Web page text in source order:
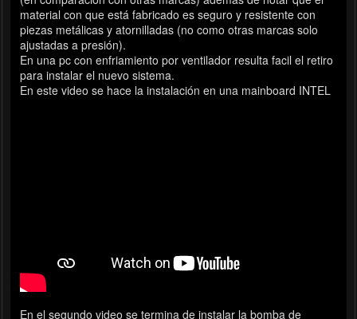
material con que está fabricado es seguro y resistente con
piezas metálicas y atornilladas (no como otras marcas solo
ajustadas a presión).
En una pc con enfriamiento por ventilador resulta facil el retiro
para instalar el nuevo sistema.
En este video se hace la instalación en una mainboard INTEL
En el segundo video se termina de instalar la bomba de